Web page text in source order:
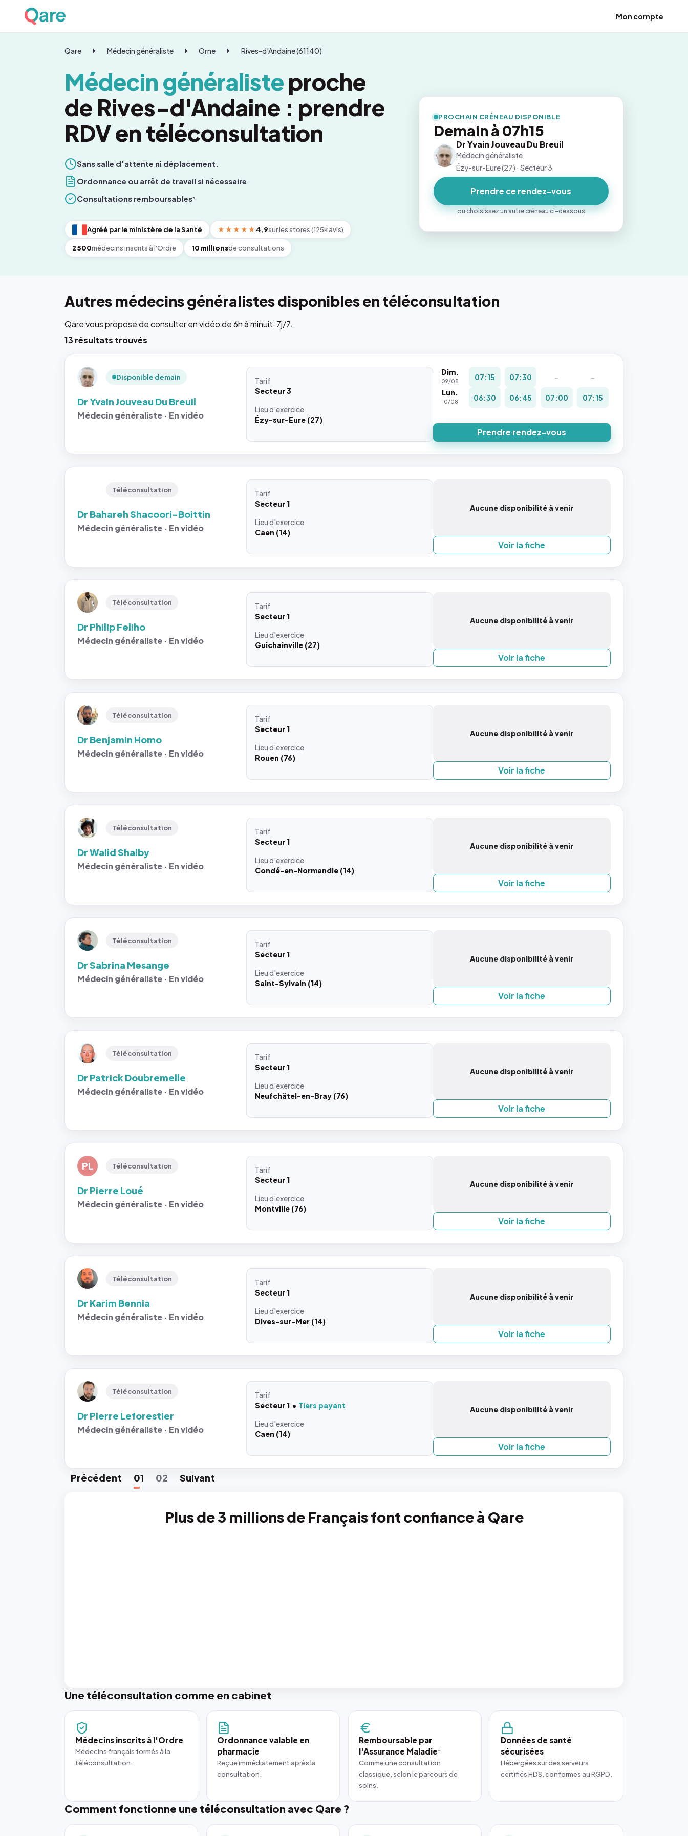
Mon compte
Qare Médecin généraliste Orne Rives-d'Andaine (61140)
Médecin généralisteproche
de Rives-d'Andaine : prendre
RDV en téléconsultation
Sans salle d'attente ni déplacement.
Ordonnance ou arrêt de travail si nécessaire
Consultations remboursables*
Agréé par le ministère de la Santé ★★★★★ 4,9sur les stores (125k avis)
2 500médecins inscrits à l'Ordre 10 millionsde consultations
PROCHAIN CRÉNEAU DISPONIBLE
Demain à 07h15
Dr Yvain Jouveau Du Breuil
Médecin généraliste
Ézy-sur-Eure (27) · Secteur 3
Prendre ce rendez-vous
ou choisissez un autre créneau ci-dessous
Autres médecins généralistes disponibles en téléconsultation
Qare vous propose de consulter en vidéo de 6h à minuit, 7j/7.
13 résultats trouvés
Disponible demain
Dr Yvain Jouveau Du Breuil
Médecin généraliste · En vidéo
Tarif
Secteur 3
Lieud'exercice
Ézy-sur-Eure (27)
Dim.
09/08 07:15 07:30 -
-
Lun.
10/08 06:30 06:45 07:00 07:15
Prendre rendez-vous
Téléconsultation
Dr Bahareh Shacoori-Boittin
Médecin généraliste · En vidéo
Tarif
Secteur 1
Lieud'exercice
Caen (14)
Aucune disponibilité à venir
Voir la fiche
Téléconsultation
Dr Philip Feliho
Médecin généraliste · En vidéo
Tarif
Secteur 1
Lieud'exercice
Guichainville (27)
Aucune disponibilité à venir
Voir la fiche
Téléconsultation
Dr Benjamin Homo
Médecin généraliste · En vidéo
Tarif
Secteur 1
Lieud'exercice
Rouen (76)
Aucune disponibilité à venir
Voir la fiche
Téléconsultation
Dr Walid Shalby
Médecin généraliste · En vidéo
Tarif
Secteur 1
Lieud'exercice
Condé-en-Normandie (14)
Aucune disponibilité à venir
Voir la fiche
Téléconsultation
Dr Sabrina Mesange
Médecin généraliste · En vidéo
Tarif
Secteur 1
Lieud'exercice
Saint-Sylvain (14)
Aucune disponibilité à venir
Voir la fiche
Téléconsultation
Dr Patrick Doubremelle
Médecin généraliste · En vidéo
Tarif
Secteur 1
Lieud'exercice
Neufchâtel-en-Bray (76)
Aucune disponibilité à venir
Voir la fiche
PL Téléconsultation
Dr Pierre Loué
Médecin généraliste · En vidéo
Tarif
Secteur 1
Lieud'exercice
Montville (76)
Aucune disponibilité à venir
Voir la fiche
Téléconsultation
Dr Karim Bennia
Médecin généraliste · En vidéo
Tarif
Secteur 1
Lieud'exercice
Dives-sur-Mer (14)
Aucune disponibilité à venir
Voir la fiche
Téléconsultation
Dr Pierre Leforestier
Médecin généraliste · En vidéo
Tarif
Secteur 1
Tiers payant
Lieud'exercice
Caen (14)
Aucune disponibilité à venir
Voir la fiche
Précédent 01 02 Suivant
Plus de 3 millions de Français font confiance à Qare
Une téléconsultation comme en cabinet
Médecins inscrits à l'Ordre
Médecins français formés à la
téléconsultation.
Ordonnance valable en
pharmacie
Reçue immédiatement après la
consultation.
Remboursable par
l'Assurance Maladie*
Comme une consultation
classique, selon le parcours de
soins.
Données de santé
sécurisées
Hébergées sur des serveurs
certifiés HDS, conformes au RGPD.
Comment fonctionne une téléconsultation avec Qare ?